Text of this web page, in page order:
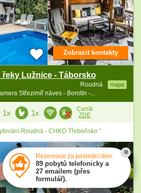
řeky Lužnice - Táborsko
Roudná mapa
Střezimíř náves - Borotín -...
Zobrazit kontakty
1x 1x
Ceník
ZDE
Roudná - CHKO Třeboňsko.“
Rezervace za poslední den:
89 pobytů telefonicky a
27 emailem (přes
formulář).